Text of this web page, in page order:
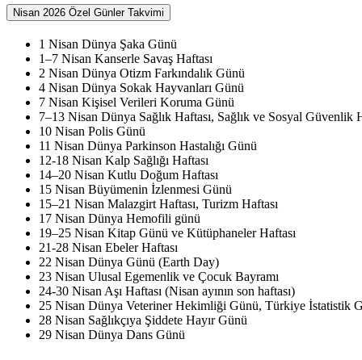
Nisan 2026 Özel Günler Takvimi
1 Nisan Dünya Şaka Günü
1–7 Nisan Kanserle Savaş Haftası
2 Nisan Dünya Otizm Farkındalık Günü
4 Nisan Dünya Sokak Hayvanları Günü
7 Nisan Kişisel Verileri Koruma Günü
7–13 Nisan Dünya Sağlık Haftası, Sağlık ve Sosyal Güvenlik
10 Nisan Polis Günü
11 Nisan Dünya Parkinson Hastalığı Günü
12-18 Nisan Kalp Sağlığı Haftası
14–20 Nisan Kutlu Doğum Haftası
15 Nisan Büyümenin İzlenmesi Günü
15–21 Nisan Malazgirt Haftası, Turizm Haftası
17 Nisan Dünya Hemofili günü
19–25 Nisan Kitap Günü ve Kütüphaneler Haftası
21-28 Nisan Ebeler Haftası
22 Nisan Dünya Günü (Earth Day)
23 Nisan Ulusal Egemenlik ve Çocuk Bayramı
24-30 Nisan Aşı Haftası (Nisan ayının son haftası)
25 Nisan Dünya Veteriner Hekimliği Günü, Türkiye İstatistik
28 Nisan Sağlıkçıya Şiddete Hayır Günü
29 Nisan Dünya Dans Günü